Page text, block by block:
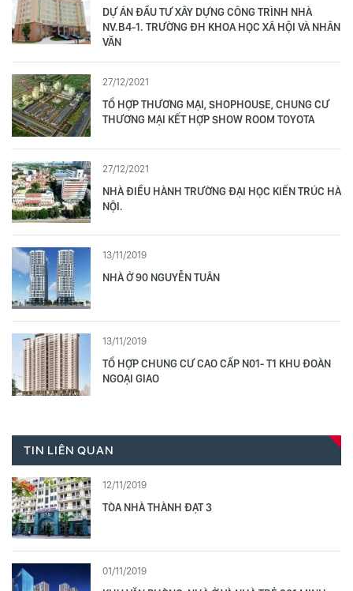
DỰ ÁN ĐẦU TƯ XÂY DỰNG CÔNG TRÌNH NHÀ
NV.B4-1. TRƯỜNG ĐH KHOA HỌC XÃ HỘI VÀ NHÂN
VĂN
27/12/2021
TỔ HỢP THƯƠNG MẠI, SHOPHOUSE, CHUNG CƯ
THƯƠNG MẠI KẾT HỢP SHOW ROOM TOYOTA
27/12/2021
NHÀ ĐIỀU HÀNH TRƯỜNG ĐẠI HỌC KIẾN TRÚC HÀ
NỘI.
13/11/2019
NHÀ Ở 90 NGUYỄN TUÂN
13/11/2019
TỔ HỢP CHUNG CƯ CAO CẤP N01- T1 KHU ĐOÀN
NGOẠI GIAO
TIN LIÊN QUAN
12/11/2019
TÒA NHÀ THÀNH ĐẠT 3
01/11/2019